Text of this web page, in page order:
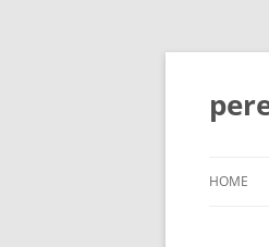
Skip
HOME